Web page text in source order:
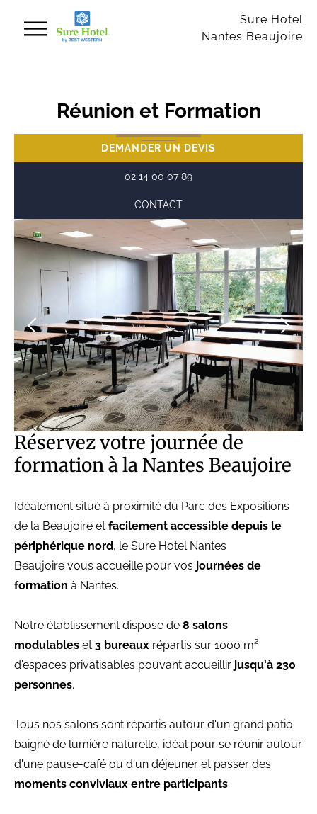
Sure Hotel
Nantes Beaujoire
Réunion et Formation
DEMANDER UN DEVIS
02 14 00 07 89
CONTACT
Réservez votre journée de
formation à la Nantes Beaujoire
Idéalement situé à proximité du Parc des Expositions
de la Beaujoire et facilement accessible depuis le
périphérique nord, le Sure Hotel Nantes
Beaujoire vous accueille pour vos journées de
formation à Nantes.
Notre établissement dispose de 8 salons
modulables et 3 bureaux répartis sur 1000 m²
d'espaces privatisables pouvant accueillir jusqu'à 230
personnes.
Tous nos salons sont répartis autour d'un grand patio
baigné de lumière naturelle, idéal pour se réunir autour
d'une pause-café ou d'un déjeuner et passer des
moments conviviaux entre participants.